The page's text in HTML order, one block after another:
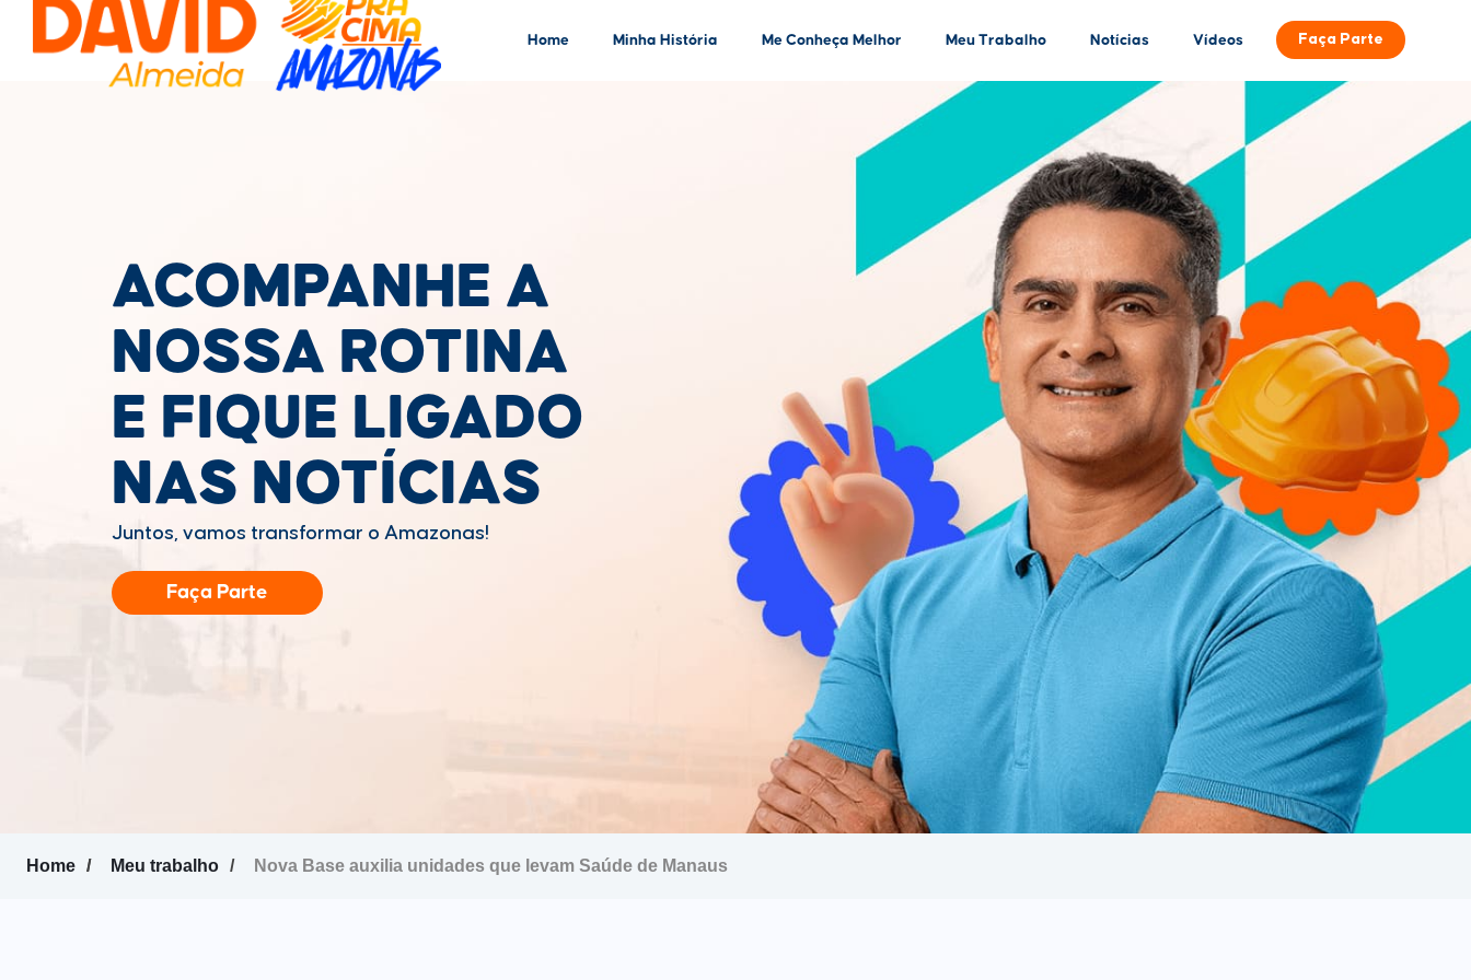
Home Minha História Me Conheça Melhor Meu Trabalho Notícias Vídeos Faça Parte
ACOMPANHE A
NOSSA ROTINA
E FIQUE LIGADO
NAS NOTÍCIAS
Juntos, vamos transformar o Amazonas!
Faça Parte
Home Meu trabalho Nova Base auxilia unidades que levam Saúde de Manaus